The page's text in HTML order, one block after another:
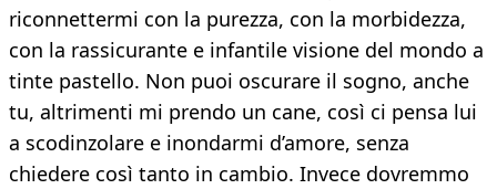
riconnettermi con la purezza, con la morbidezza,
con la rassicurante e infantile visione del mondo a
tinte pastello. Non puoi oscurare il sogno, anche
tu, altrimenti mi prendo un cane, così ci pensa lui
a scodinzolare e inondarmi d’amore, senza
chiedere così tanto in cambio. Invece dovremmo